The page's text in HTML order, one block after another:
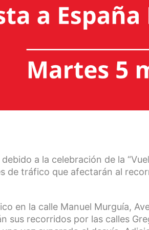
a la celebración de la
de tráfico que afectarán al
en la calle Manuel Murguía,
sus recorridos por las calles